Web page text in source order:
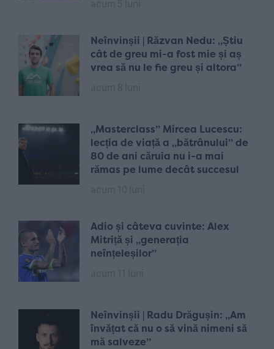
Neînvinșii | Răzvan Nedu: „Știu
cât de greu mi-a fost mie și aș
vrea să nu le fie greu și altora”
„Masterclass” Mircea Lucescu:
lecția de viață a „bătrânului” de
80 de ani căruia nu i-a mai
rămas pe lume decât succesul
Adio și câteva cuvinte: Alex
Mitriță și „generația
neînțeleșilor”
Neînvinșii | Radu Drăgușin: „Am
învățat că nu o să vină nimeni să
mă salveze”